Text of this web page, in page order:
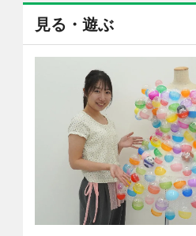
見る・遊ぶ